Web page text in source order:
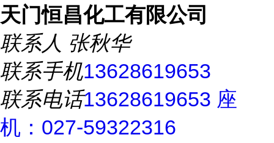
天门恒昌化工有限公司
联系人 张秋华
联系手机13628619653
联系电话13628619653 座
机：027-59322316